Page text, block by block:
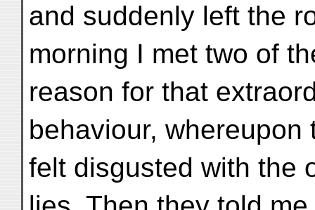
and suddenly left the
morning I met two of
reason for that
behaviour,
felt disgusted with the